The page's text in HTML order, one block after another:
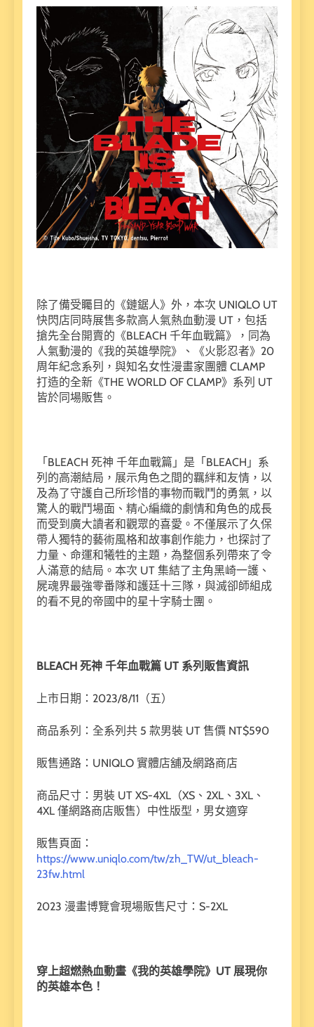
除了備受矚目的《鏈鋸人》外，本次 UNIQLO UT
快閃店同時展售多款高人氣熱血動漫 UT，包括
搶先全台開賣的《BLEACH 千年血戰篇》，同為
人氣動漫的《我的英雄學院》、《火影忍者》20
周年紀念系列，與知名女性漫畫家團體 CLAMP
打造的全新《THE WORLD OF CLAMP》系列 UT
皆於同場販售。
「BLEACH 死神 千年血戰篇」是「BLEACH」系
列的高潮結局，展示角色之間的羈絆和友情，以
及為了守護自己所珍惜的事物而戰鬥的勇氣，以
驚人的戰鬥場面、精心編織的劇情和角色的成長
而受到廣大讀者和觀眾的喜愛。不僅展示了久保
帶人獨特的藝術風格和故事創作能力，也探討了
力量、命運和犧牲的主題，為整個系列帶來了令
人滿意的結局。本次 UT 集結了主角黑崎一護、
屍魂界最強零番隊和護廷十三隊，與滅卻師組成
的看不見的帝國中的星十字騎士團。
BLEACH 死神 千年血戰篇 UT 系列販售資訊
上市日期：2023/8/11（五）
商品系列：全系列共 5 款男裝 UT 售價 NT$590
販售通路：UNIQLO 實體店舖及網路商店
商品尺寸：男裝 UT XS-4XL（XS、2XL、3XL、
4XL 僅網路商店販售）中性版型，男女適穿
販售頁面：
https://www.uniqlo.com/tw/zh_TW/ut_bleach-
23fw.html
2023 漫畫博覽會現場販售尺寸：S-2XL
穿上超燃熱血動畫《我的英雄學院》UT 展現你
的英雄本色！